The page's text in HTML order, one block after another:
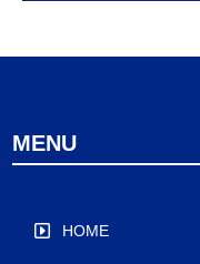
MENU
HOME